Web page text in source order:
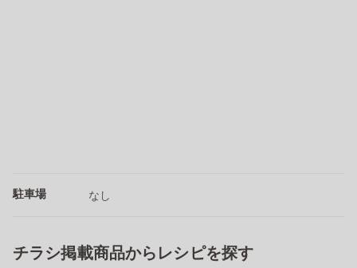
駐車場 なし
チラシ掲載商品からレシピを探す